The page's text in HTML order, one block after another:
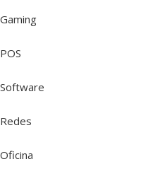
Gaming
POS
Software
Redes
Oficina